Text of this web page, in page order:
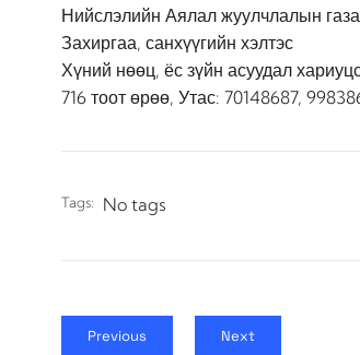
Нийслэлийн Аялал жуулчлалын
Захиргаа, санхүүгийн хэлтэс
Хүний нөөц, ёс зүйн асуудал
716 тоот өрөө, Утас: 70148687,
Tags: No tags
Previous Next